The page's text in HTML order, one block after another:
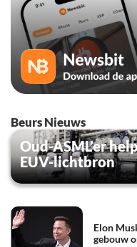
Beurs Nieuws
Oud-ASML’er
EUV-lichtbron
Elon
gebouw